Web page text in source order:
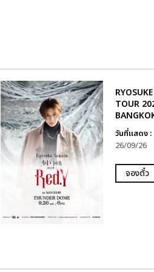
TOUR
วันที่แสดง :
26/09/26
จองตั๋ว